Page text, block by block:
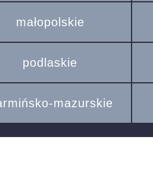
małopolskie
podlaskie
mazurskie